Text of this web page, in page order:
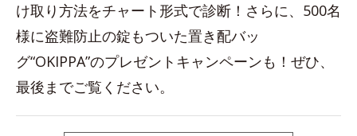
け取り方法をチャート形式で診断！さらに、500名
様に盗難防止の錠もついた置き配バッ
グ“OKIPPA”のプレゼントキャンペーンも！ぜひ、
最後までご覧ください。